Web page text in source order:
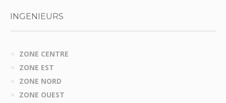
INGENIEURS
ZONE CENTRE
ZONE EST
ZONE NORD
ZONE OUEST